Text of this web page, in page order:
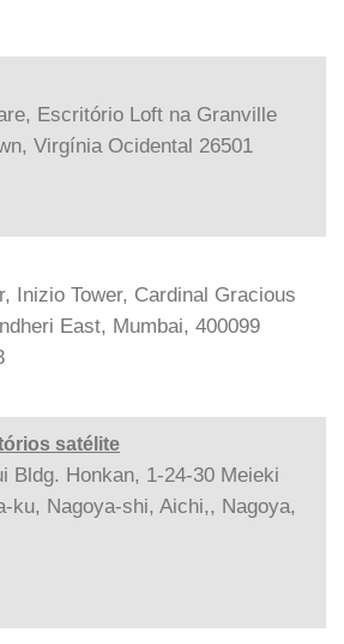
Escritório Loft na Granville
Virgínia Ocidental 26501
Inizio Tower, Cardinal Gracious
East, Mumbai, 400099
satélite
Bldg. Honkan, 1-24-30 Meieki
ku, Nagoya-shi, Aichi,, Nagoya,